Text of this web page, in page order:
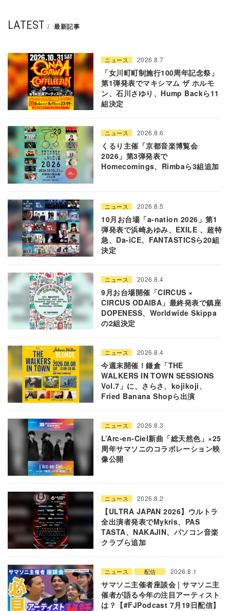
LATEST 最新記事
ニュース 2026.8.7
「女川町町制施行100周年記念祭」
第1弾発表でマキシマム ザ ホルモ
ン、石川さゆり、Hump Backら11
組決定
ニュース 2026.8.6
くるり主催「京都音楽博覧会
2026」第3弾発表で
Homecomings、Rimbaら3組追加
ニュース 2026.8.5
10月お台場「a-nation 2026」第1
弾発表で浜崎あゆみ、EXILE 、超特
急、Da-iCE、FANTASTICSら20組
決定
ニュース 2026.8.4
9月お台場開催「CIRCUS ×
CIRCUS ODAIBA」最終発表で鎮座
DOPENESS、Worldwide Skippa
の2組決定
ニュース 2026.8.4
今週末開催！鎌倉「THE
WALKERS IN TOWN SESSIONS
Vol.7」に、さらさ、kojikoji、
Fried Banana Shopら出演
ニュース 2026.8.3
L’Arc-en-Ciel新曲「総天然色」×25
周年サマソニのコラボレーション映
像公開
ニュース 2026.8.2
【ULTRA JAPAN 2026】ウルトラ
全出演者発表でMykris、PAS
TASTA、NAKAJIN、パソコン音楽
クラブら追加
ニュース 配信 2026.8.1
サマソニ主催者座談会 | サマソニ主
催者が語る今年の注目アーティスト
は？【#FJPodcast 7月19日配信】